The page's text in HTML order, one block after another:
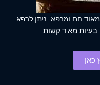
חם ומרפא. ניתן לרפא
בעיות מאוד קשות
כאן